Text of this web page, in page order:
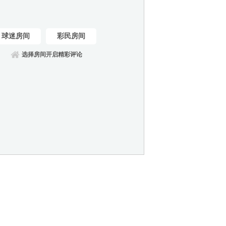
球迷房间 彩民房间
选择房间开启精彩评论